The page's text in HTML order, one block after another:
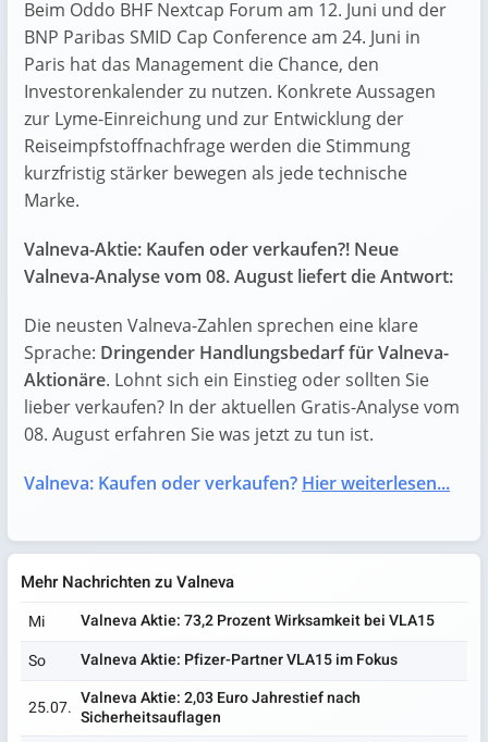
Beim Oddo BHF Nextcap Forum am 12. Juni und der
BNP Paribas SMID Cap Conference am 24. Juni in
Paris hat das Management die Chance, den
Investorenkalender zu nutzen. Konkrete Aussagen
zur Lyme-Einreichung und zur Entwicklung der
Reiseimpfstoffnachfrage werden die Stimmung
kurzfristig stärker bewegen als jede technische
Marke.
Valneva-Aktie: Kaufen oder verkaufen?! Neue
Valneva-Analyse vom 08. August liefert die Antwort:
Die neusten Valneva-Zahlen sprechen eine klare
Sprache: Dringender Handlungsbedarf für Valneva-
Aktionäre. Lohnt sich ein Einstieg oder sollten Sie
lieber verkaufen? In der aktuellen Gratis-Analyse vom
08. August erfahren Sie was jetzt zu tun ist.
Valneva: Kaufen oder verkaufen? Hier weiterlesen...
Mehr Nachrichten zu Valneva
Mi
Valneva Aktie: 73,2 Prozent Wirksamkeit bei VLA15
So
Valneva Aktie: Pfizer-Partner VLA15 im Fokus
25.07. Valneva Aktie: 2,03 Euro Jahrestief nach
Sicherheitsauflagen